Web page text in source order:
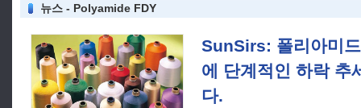
뉴스 - Polyamide FDY
SunSirs: 폴리아미
에 단계적인 하락 추
다.